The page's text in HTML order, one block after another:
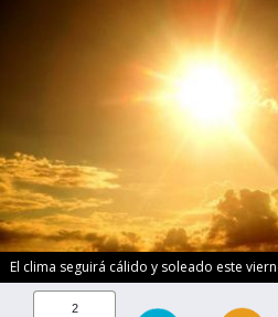
El clima seguirá cálido y soleado este
2